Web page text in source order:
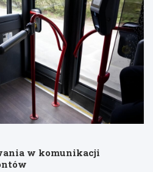
w komunikacji